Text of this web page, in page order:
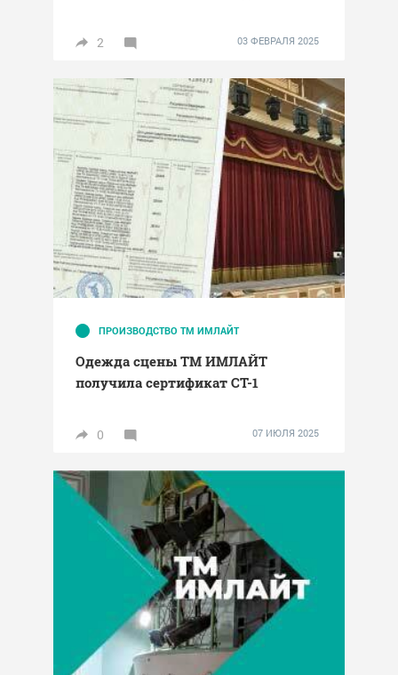
2 03 ФЕВРАЛЯ 2025
ПРОИЗВОДСТВО ТМ ИМЛАЙТ
Одежда сцены ТМ ИМЛАЙТ
получила сертификат СТ-1
0 07 ИЮЛЯ 2025